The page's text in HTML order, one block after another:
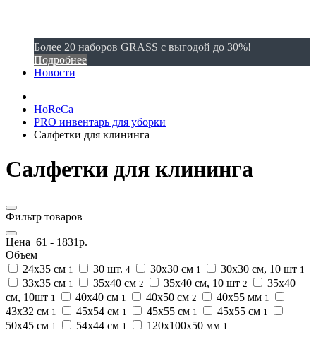
Более 20 наборов GRASS с выгодой до 30%!
Подробнее
Новости
HoReCa
PRO инвентарь для уборки
Салфетки для клининга
Салфетки для клининга
Фильтр товаров
Цена 61 - 1831р.
Объем
24х35 см 1 30 шт. 4 30х30 см 1 30х30 см, 10 шт 1
33х35 см 1 35х40 см 2 35х40 см, 10 шт 2
35х40
см, 10шт 1 40х40 см 1 40х50 см 2 40х55 мм 1
43х32 см 1 45х54 см 1 45х55 cм 1 45х55 см 1
50х45 см 1 54х44 см 1 120х100х50 мм 1